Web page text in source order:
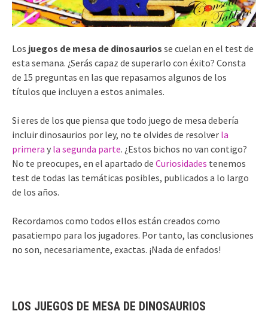
Los juegos de mesa de dinosaurios se cuelan en el test de
esta semana. ¿Serás capaz de superarlo con éxito? Consta
de 15 preguntas en las que repasamos algunos de los
títulos que incluyen a estos animales.
Si eres de los que piensa que todo juego de mesa debería
incluir dinosaurios por ley, no te olvides de resolver la
primera y la segunda parte. ¿Estos bichos no van contigo?
No te preocupes, en el apartado de Curiosidades tenemos
test de todas las temáticas posibles, publicados a lo largo
de los años.
Recordamos como todos ellos están creados como
pasatiempo para los jugadores. Por tanto, las conclusiones
no son, necesariamente, exactas. ¡Nada de enfados!
LOS JUEGOS DE MESA DE DINOSAURIOS